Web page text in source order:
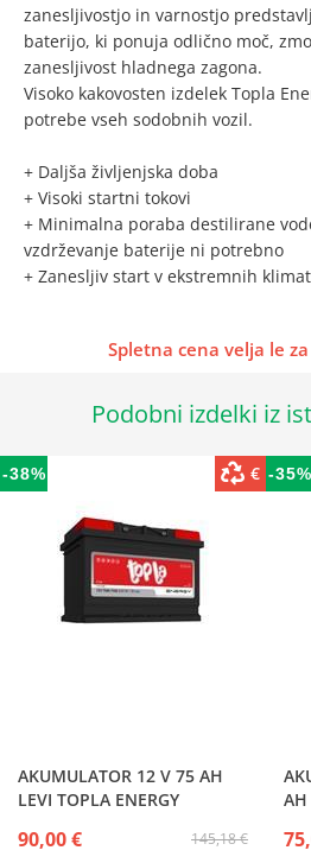
zanesljivostjo in varnostjo
baterijo, ki ponuja odlično moč,
zanesljivost hladnega zagona.
Visoko kakovosten izdelek Topla
potrebe vseh sodobnih vozil.
+ Daljša življenjska doba
+ Visoki startni tokovi
+ Minimalna poraba destilirane
vzdrževanje baterije ni potrebno
+ Zanesljiv start v ekstremnih
Spletna cena velja le
Podobni izdelki iz
-38% €
AKUMULATOR 12 V 75 AH
LEVI TOPLA ENERGY
145,18 €
90,00 €
-35%
AH